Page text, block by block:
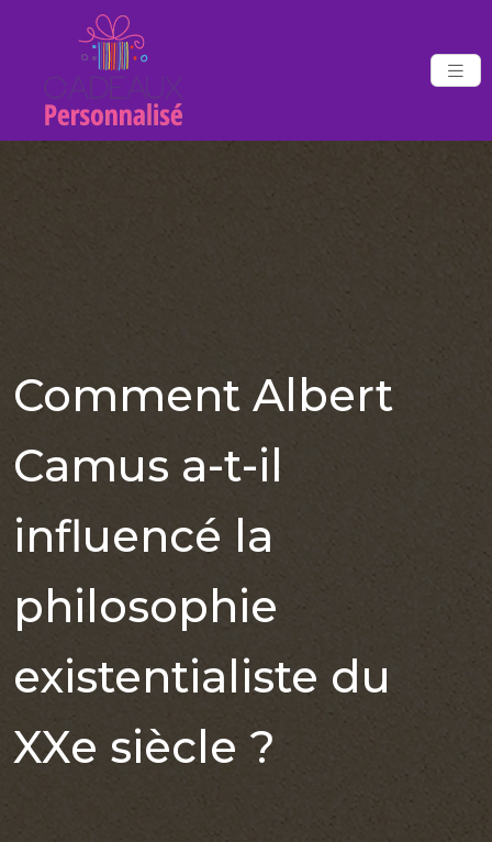
Comment Albert
Camus a-t-il
influencé la
philosophie
existentialiste du
XXe siècle ?